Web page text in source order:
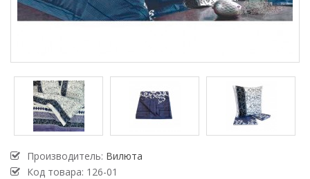
Производитель: Вилюта
Код товара: 126-01